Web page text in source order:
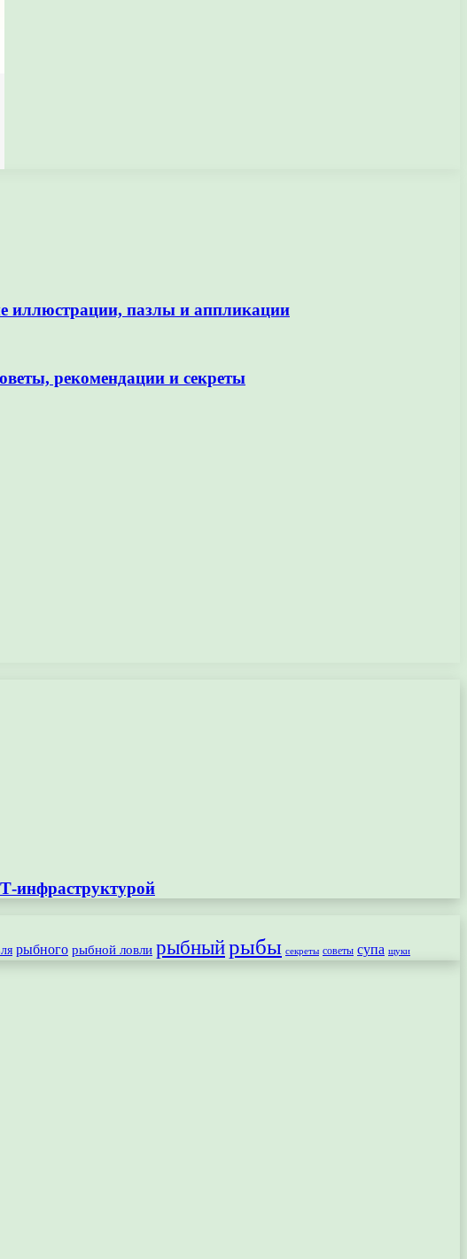
иллюстрации, пазлы и аппликации
рекомендации и секреты
инфраструктурой
рыбного рыбной ловли рыбныйрыбы секреты советы супа щуки